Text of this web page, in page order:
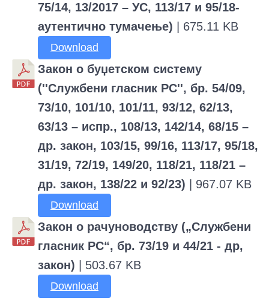
75/14, 13/2017 – УС, 113/17 и 95/18-
аутентично тумачење) | 675.11 KB
Download
Закон о буџетском систему
(''Службени гласник РС'', бр. 54/09,
73/10, 101/10, 101/11, 93/12, 62/13,
63/13 – испр., 108/13, 142/14, 68/15 –
др. закон, 103/15, 99/16, 113/17, 95/18,
31/19, 72/19, 149/20, 118/21, 118/21 –
др. закон, 138/22 и 92/23) | 967.07 KB
Download
Закон о рачуноводству („Службени
гласник РС“, бр. 73/19 и 44/21 - др,
закон) | 503.67 KB
Download